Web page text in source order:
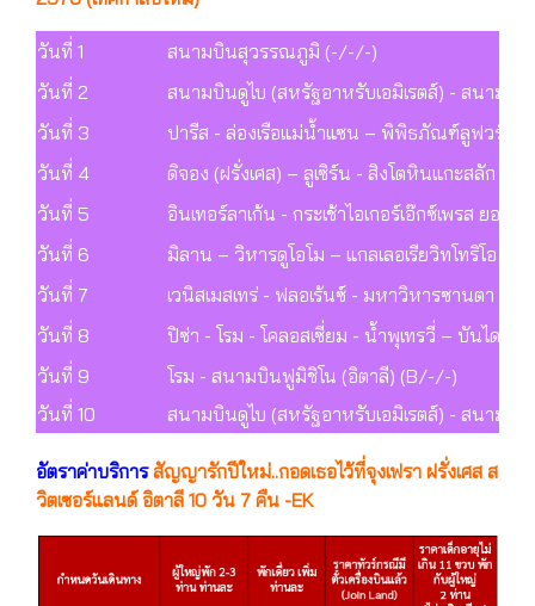
วันที่ 1
สนามบินสุวรรณภูมิ (-/-/-)
วันที่ 2
สนามบินดูไบ (สหรัฐอาหรับเอมิเรตส์) - สนามบิ
วันที่ 3
ปารีส - ล่องเรือแม่น้ำแซน – พิพิธภัณฑ์ลูฟวร์ -
วันที่ 4
ดิจอง (ฝรั่งเศส) – ลูเซิร์น - สิงโตหินแกะสลัก -
วันที่ 5
อินเทอร์ลาเก้น - กระเช้าไอเกอร์เอ๊กซ์เพรส ยอ
วันที่ 6
มิลาน – วิหารดูโอโม – แกลเลอเรียวิทโทริโอ เอ็
วันที่ 7
เวนิสเมสเทร่ - ฟลอเร้นซ์ - มหาวิหารซานตา มา
วันที่ 8
ปิซ่า - โรม - โคลอสเซี่ยม - น้ำพุเทรวี่ – บันไดสเ
วันที่ 9
โรม - สนามบินฟูมิชิโน (อิตาลี) (B/-/-)
วันที่ 10
สนามบินดูไบ (สหรัฐอาหรับเอมิเรตส์) - สนาม
อัตราค่าบริการสัญญารักปีใหม่..กอดเธอไว้ที่จุงเฟรา ฝรั่งเศส ส
วิตเซอร์แลนด์ อิตาลี 10 วัน 7 คืน -EK